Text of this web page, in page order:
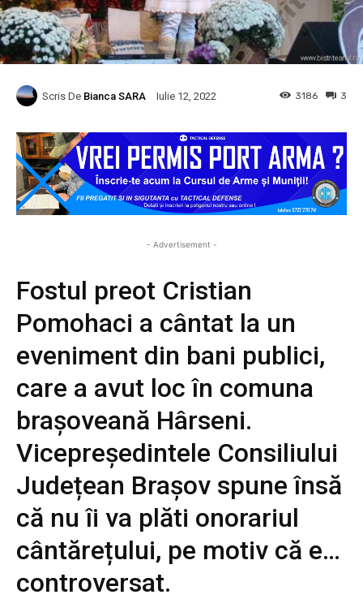
Scris De Bianca SARA Iulie 12, 2022 3
3186
- Advertisement -
Fostul preot Cristian
Pomohaci a cântat la un
eveniment din bani publici,
care a avut loc în comuna
brașoveană Hârseni.
Vicepreședintele Consiliului
Județean Brașov spune însă
că nu îi va plăti onorariul
cântărețului, pe motiv că e…
controversat.